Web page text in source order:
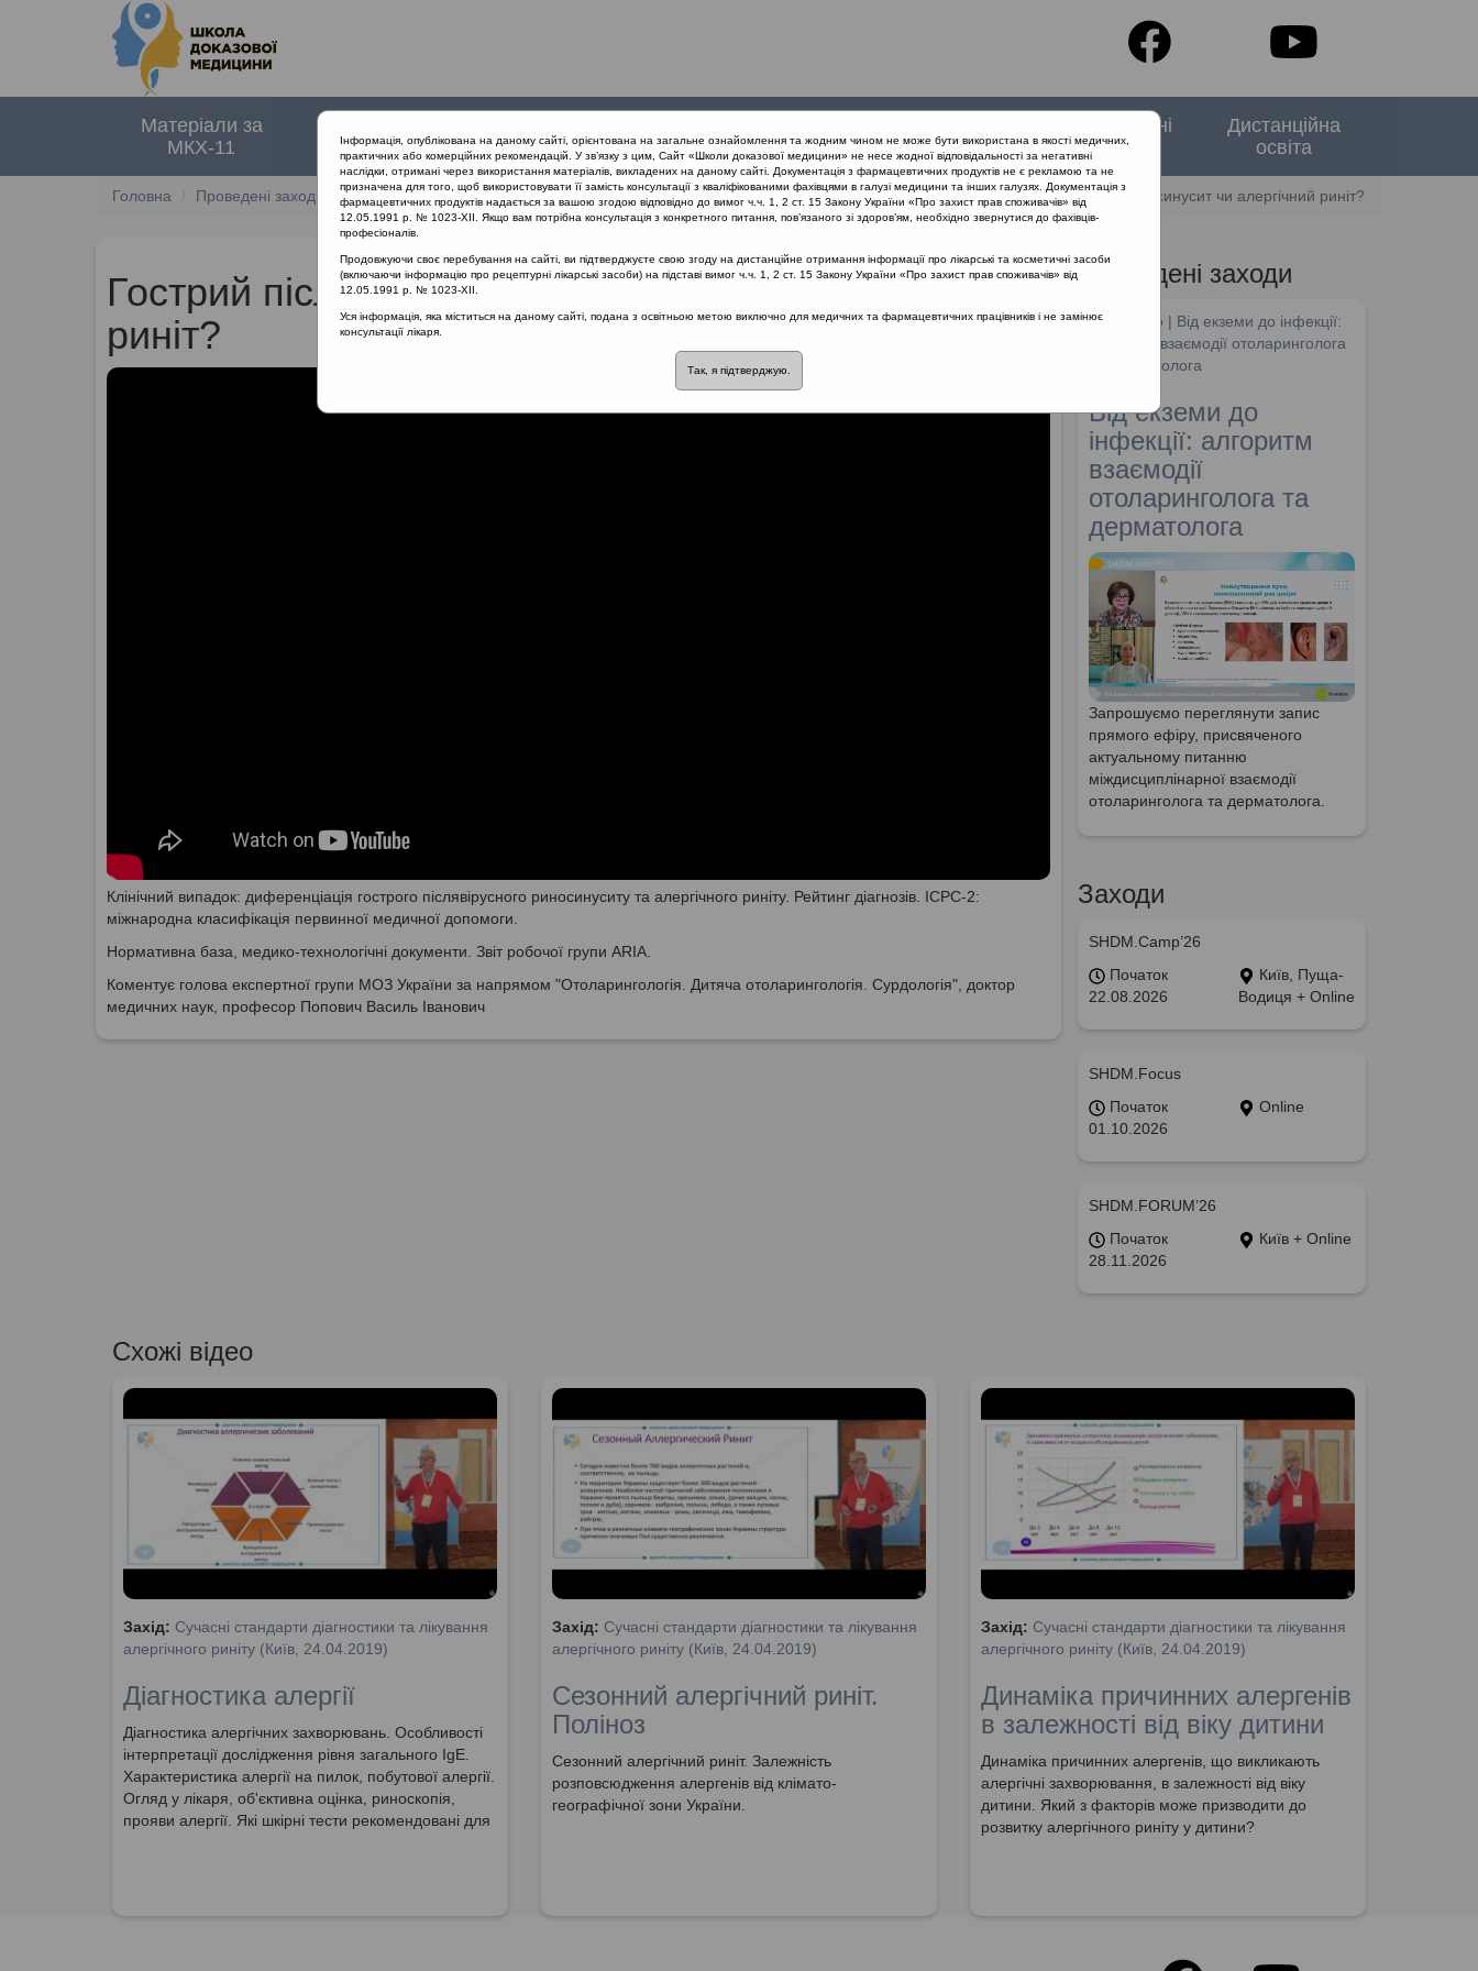
Матеріали за
МКХ-11
документи
заходи
проекту
Спеціальні
випуски
Дистанційна
освіта
Головна Проведені заходи Сучасні стандарти діагностики та лікування алергічного риніту (Київ, 24.04.2019) Гострий післявірусний риносинусит чи алергічний риніт?
Гострий післявірусний риносинусит чи алергічний
риніт?
Клінічний випадок: диференціація гострого післявірусного риносинуситу та алергічного риніту. Рейтинг діагнозів. ICPC-2:
міжнародна класифікація первинної медичної допомоги.
Нормативна база, медико-технологічні документи. Звіт робочої групи ARIA.
Коментує голова експертної групи МОЗ України за напрямом "Отоларингологія. Дитяча отоларингологія. Сурдологія", доктор
медичних наук, професор Попович Василь Іванович
Проведені заходи
SHDM.info | Від екземи до інфекції:
алгоритм взаємодії отоларинголога
та дерматолога
Від екземи до
інфекції: алгоритм
взаємодії
отоларинголога та
дерматолога
Запрошуємо переглянути запис
прямого ефіру, присвяченого
актуальному питанню
міждисциплінарної взаємодії
отоларинголога та дерматолога.
Заходи
SHDM.Camp’26
Початок
22.08.2026
Київ, Пуща-
Водиця + Online
SHDM.Focus
Початок
01.10.2026
Online
SHDM.FORUM’26
Початок
28.11.2026
Київ + Online
Схожі відео
Захід: Сучасні стандарти діагностики та лікування
алергічного риніту (Київ, 24.04.2019)
Діагностика алергії
Діагностика алергічних захворювань. Особливості
інтерпретації дослідження рівня загального IgE.
Характеристика алергії на пилок, побутової алергії.
Огляд у лікаря, об'єктивна оцінка, риноскопія,
прояви алергії. Які шкірні тести рекомендовані для
Захід: Сучасні стандарти діагностики та лікування
алергічного риніту (Київ, 24.04.2019)
Сезонний алергічний риніт.
Поліноз
Сезонний алергічний риніт. Залежність
розповсюдження алергенів від клімато-
географічної зони України.
Захід: Сучасні стандарти діагностики та лікування
алергічного риніту (Київ, 24.04.2019)
Динаміка причинних алергенів
в залежності від віку дитини
Динаміка причинних алергенів, що викликають
алергічні захворювання, в залежності від віку
дитини. Який з факторів може призводити до
розвитку алергічного риніту у дитини?
Інформація, опублікована на даному сайті, орієнтована на загальне ознайомлення та жодним чином не може бути використана в якості медичних,
практичних або комерційних рекомендацій. У зв’язку з цим, Сайт «Школи доказової медицини» не несе жодної відповідальності за негативні
наслідки, отримані через використання матеріалів, викладених на даному сайті. Документація з фармацевтичних продуктів не є рекламою та не
призначена для того, щоб використовувати її замість консультації з кваліфікованими фахівцями в галузі медицини та інших галузях. Документація з
фармацевтичних продуктів надається за вашою згодою відповідно до вимог ч.ч. 1, 2 ст. 15 Закону України «Про захист прав споживачів» від
12.05.1991 р. № 1023-XII. Якщо вам потрібна консультація з конкретного питання, пов’язаного зі здоров’ям, необхідно звернутися до фахівців-
професіоналів.
Продовжуючи своє перебування на сайті, ви підтверджуєте свою згоду на дистанційне отримання інформації про лікарські та косметичні засоби
(включаючи інформацію про рецептурні лікарські засоби) на підставі вимог ч.ч. 1, 2 ст. 15 Закону України «Про захист прав споживачів» від
12.05.1991 р. № 1023-XII.
Уся інформація, яка міститься на даному сайті, подана з освітньою метою виключно для медичних та фармацевтичних працівників і не замінює
консультації лікаря.
Так, я підтверджую.